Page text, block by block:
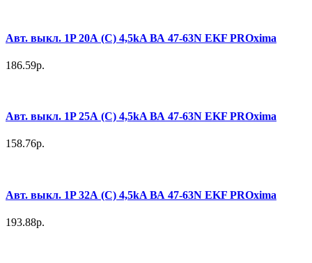
Авт. выкл. 1P 20А (C) 4,5kA ВА 47-63N EKF PROxima
186.59р.
Авт. выкл. 1P 25А (C) 4,5kA ВА 47-63N EKF PROxima
158.76р.
Авт. выкл. 1P 32А (C) 4,5kA ВА 47-63N EKF PROxima
193.88р.